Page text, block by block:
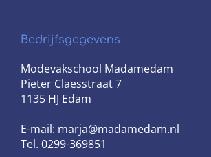
Bedrijfsgegevens
Modevakschool Madamedam
Pieter Claesstraat 7
1135 HJ Edam
E-mail: marja@madamedam.nl
Tel. 0299-369851